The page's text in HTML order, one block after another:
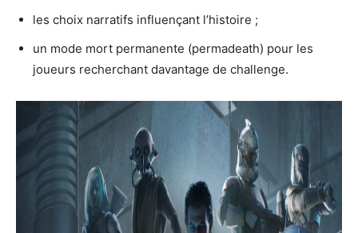
les choix narratifs influençant l’histoire ;
un mode mort permanente (permadeath) pour les
joueurs recherchant davantage de challenge.